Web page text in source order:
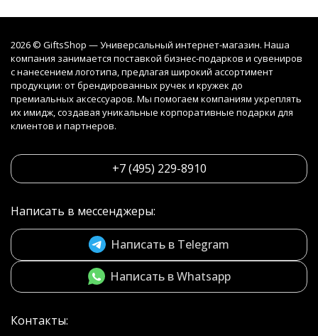
2026 © GiftsShop — Универсальный интернет-магазин. Наша
компания занимается поставкой бизнес-подарков и сувениров
с нанесением логотипа, предлагая широкий ассортимент
продукции: от брендированных ручек и кружек до
премиальных аксессуаров. Мы помогаем компаниям укреплять
их имидж, создавая уникальные корпоративные подарки для
клиентов и партнеров.
+7 (495) 229-8910
Написать в мессенджеры:
Написать в Telegram
Написать в Whatsapp
Контакты: